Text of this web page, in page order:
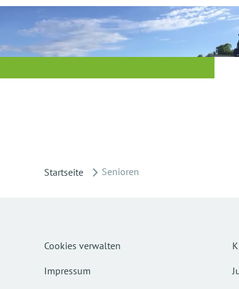
Startseite Senioren
Cookies verwalten
Impressum